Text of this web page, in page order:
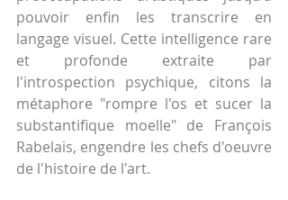
pouvoir enfin les transcrire en
langage visuel. Cette intelligence rare
et profonde extraite par
l'introspection psychique, citons la
métaphore "rompre l'os et sucer la
substantifique moelle" de François
Rabelais, engendre les chefs d'oeuvre
de l'histoire de l'art.